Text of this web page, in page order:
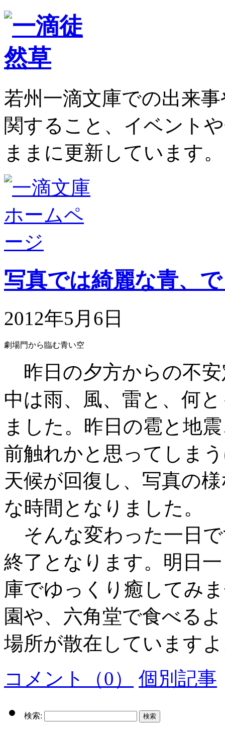
若州一滴文庫での出来
関すること、イベント
ままに更新しています。
写真では綺麗な青、
2012年5月6日
劇場門から臨む青い空
昨日の夕方からの不
中は雨、風、雷と、何
ました。昨日の雹と地
前触れかと思ってしま
天候が回復し、写真の
な時間となりました。
そんな変わった一日
終了となります。明日
庫でゆっくり癒してみ
園や、六角堂で食べる
場所が散在しています
コメント（0）
個別記事
検索: